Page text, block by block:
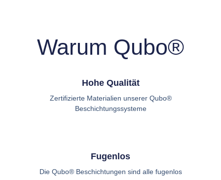
Warum Qubo®
Hohe Qualität
Zertifizierte Materialien unserer Qubo®
Beschichtungssysteme
Fugenlos
Die Qubo® Beschichtungen sind alle fugenlos